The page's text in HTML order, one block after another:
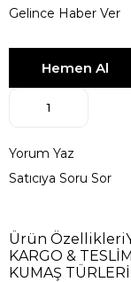
Gelince Haber Ver
Yorum Yaz
Satıcıya Soru Sor
Ürün Özellikleri
KARGO &
KUMAŞ TÜRLERİ